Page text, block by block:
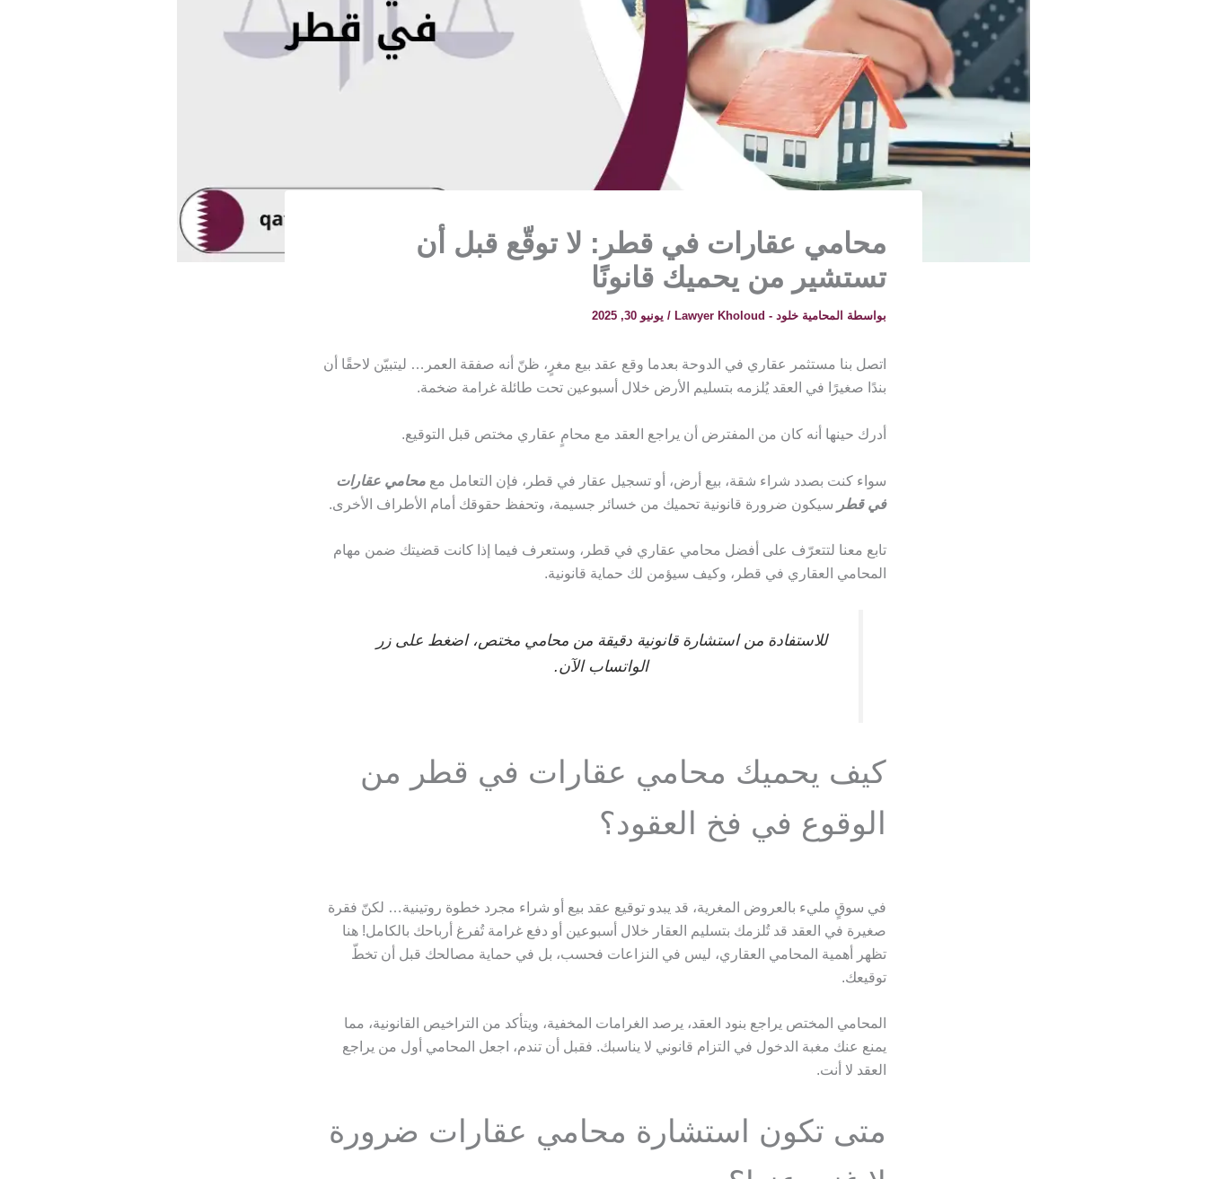
محامي عقارات في قطر: لا توقّع قبل أن
تستشير من يحميك قانونًا
بواسطة المحامية خلود - Lawyer Kholoud / يونيو 30, 2025
اتصل بنا مستثمر عقاري في الدوحة بعدما وقع عقد بيع مغرٍ، ظنّ أنه صفقة العمر… ليتبيّن لاحقًا أن
بندًا صغيرًا في العقد يُلزمه بتسليم الأرض خلال أسبوعين تحت طائلة غرامة ضخمة.
أدرك حينها أنه كان من المفترض أن يراجع العقد مع محامٍ عقاري مختص قبل التوقيع.
سواء كنت بصدد شراء شقة، بيع أرض، أو تسجيل عقار في قطر، فإن التعامل مع محامي عقارات
في قطر سيكون ضرورة قانونية تحميك من خسائر جسيمة، وتحفظ حقوقك أمام الأطراف الأخرى.
تابع معنا لتتعرّف على أفضل محامي عقاري في قطر، وستعرف فيما إذا كانت قضيتك ضمن مهام
المحامي العقاري في قطر، وكيف سيؤمن لك حماية قانونية.
للاستفادة من استشارة قانونية دقيقة من محامي مختص، اضغط على زر
الواتساب الآن.
كيف يحميك محامي عقارات في قطر من
الوقوع في فخ العقود؟
في سوقٍ مليء بالعروض المغرية، قد يبدو توقيع عقد بيع أو شراء مجرد خطوة روتينية… لكنّ فقرة
صغيرة في العقد قد تُلزمك بتسليم العقار خلال أسبوعين أو دفع غرامة تُفرغ أرباحك بالكامل! هنا
تظهر أهمية المحامي العقاري، ليس في النزاعات فحسب، بل في حماية مصالحك قبل أن تخطّ
توقيعك.
المحامي المختص يراجع بنود العقد، يرصد الغرامات المخفية، ويتأكد من التراخيص القانونية، مما
يمنع عنك مغبة الدخول في التزام قانوني لا يناسبك. فقبل أن تندم، اجعل المحامي أول من يراجع
العقد لا أنت.
متى تكون استشارة محامي عقارات ضرورة